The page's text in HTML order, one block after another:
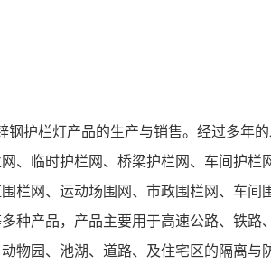
护栏灯产品的生产与销售。经过多年
、临时护栏网、桥梁护栏网、车间护栏
栏网、运动场围网、市政围栏网、车间
种产品，产品主要用于高速公路、铁路
物园、池湖、道路、及住宅区的隔离与